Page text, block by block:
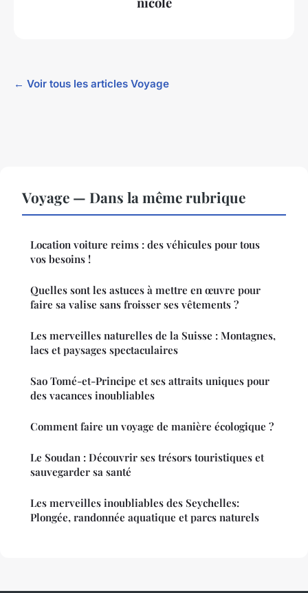
← Voir tous les articles Voyage
Voyage — Dans la même rubrique
Location voiture reims : des véhicules pour tous
vos besoins !
Quelles sont les astuces à mettre en œuvre pour
faire sa valise sans froisser ses vêtements ?
Les merveilles naturelles de la Suisse : Montagnes,
lacs et paysages spectaculaires
Sao Tomé-et-Principe et ses attraits uniques pour
des vacances inoubliables
Comment faire un voyage de manière écologique ?
Le Soudan : Découvrir ses trésors touristiques et
sauvegarder sa santé
Les merveilles inoubliables des Seychelles:
Plongée, randonnée aquatique et parcs naturels